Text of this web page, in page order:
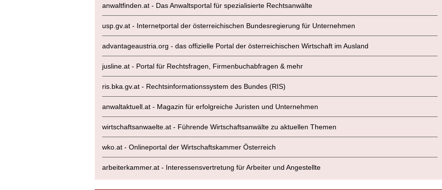
anwaltfinden.at - Das Anwaltsportal für spezialisierte Rechtsanwälte
usp.gv.at - Internetportal der österreichischen Bundesregierung für Unternehmen
advantageaustria.org - das offizielle Portal der österreichischen Wirtschaft im Ausland
jusline.at - Portal für Rechtsfragen, Firmenbuchabfragen & mehr
ris.bka.gv.at - Rechtsinformationssystem des Bundes (RIS)
anwaltaktuell.at - Magazin für erfolgreiche Juristen und Unternehmen
wirtschaftsanwaelte.at - Führende Wirtschaftsanwälte zu aktuellen Themen
wko.at - Onlineportal der Wirtschaftskammer Österreich
arbeiterkammer.at - Interessensvertretung für Arbeiter und Angestellte